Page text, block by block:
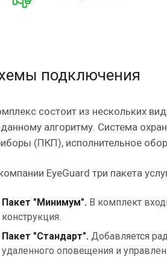
подключения
состоит из нескольких
алгоритму. Система
(ПКП), исполнительное
EyeGuard три пакета
Пакет "Минимум". В комплект
конструкция.
Пакет "Стандарт". Добавляется
удаленного оповещения и